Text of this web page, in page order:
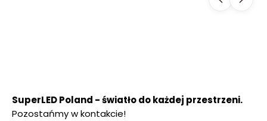
SuperLED Poland - światło do każdej przestrzeni.
Pozostańmy w kontakcie!